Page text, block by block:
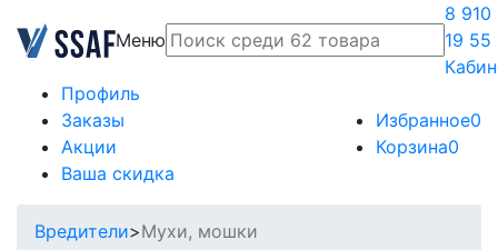
Меню
8 910
19 55
Профиль
Заказы
Акции
Ваша скидка
Избранное0
Корзина0
Вредители>Мухи, мошки